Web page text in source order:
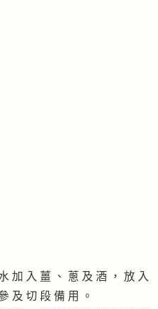
加 入 薑 、 蔥 及 酒 ， 放 入
及 切 段 備 用 。